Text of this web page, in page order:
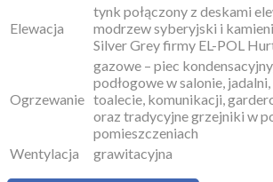
Elewacja
tynk połączony z deskami
modrzew syberyjski i
Silver Grey firmy EL-POL
Ogrzewanie
gazowe – piec
podłogowe w salonie, jadalni,
toalecie, komunikacji,
oraz tradycyjne grzejniki w
pomieszczeniach
Wentylacja
grawitacyjna